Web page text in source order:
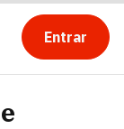
Entrar